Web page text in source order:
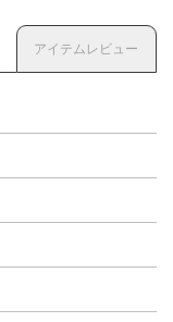
アイテムレビュー